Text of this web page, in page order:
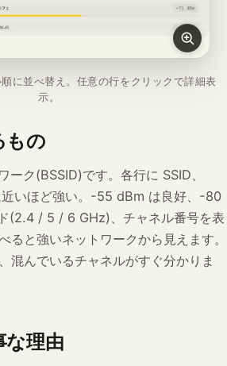
に並べ替え。任意の行をクリックで詳細表
示。
もの
ーク(BSSID)です。各行に SSID、
いほど強い。-55 dBm は良好、-80
(2.4 / 5 / 6 GHz)、チャネル番号を表
ると強いネットワークから見えます。
混んでいるチャネルがすぐ分かりま
な理由